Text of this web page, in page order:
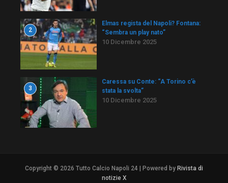
2
Elmas regista del Napoli? Fontana:
“Sembra un play nato”
10 Dicembre 2025
3
Caressa su Conte: “A Torino c’è
stata la svolta”
10 Dicembre 2025
Copyright © 2026 Tutto Calcio Napoli 24 | Powered by Rivista di
notizie X